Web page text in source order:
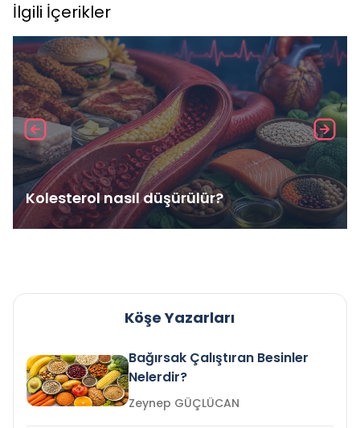
İlgili İçerikler
Kolesterol nasıl düşürülür?
Köşe Yazarları
Bağırsak Çalıştıran Besinler
Nelerdir?
Zeynep GÜÇLÜCAN